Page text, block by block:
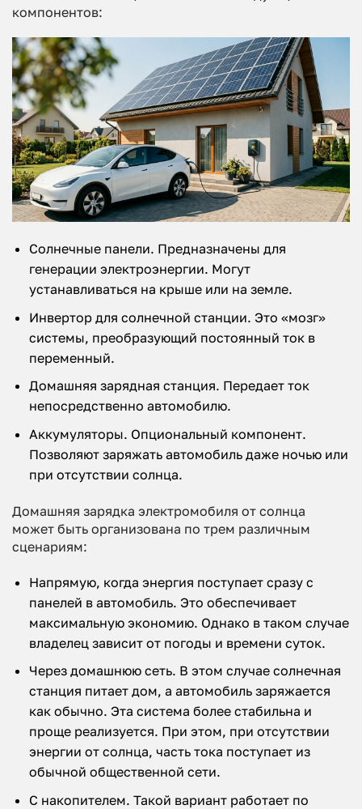
компонентов:
Солнечные панели. Предназначены для
генерации электроэнергии. Могут
устанавливаться на крыше или на земле.
Инвертор для солнечной станции. Это «мозг»
системы, преобразующий постоянный ток в
переменный.
Домашняя зарядная станция. Передает ток
непосредственно автомобилю.
Аккумуляторы. Опциональный компонент.
Позволяют заряжать автомобиль даже ночью или
при отсутствии солнца.
Домашняя зарядка электромобиля от солнца
может быть организована по трем различным
сценариям:
Напрямую, когда энергия поступает сразу с
панелей в автомобиль. Это обеспечивает
максимальную экономию. Однако в таком случае
владелец зависит от погоды и времени суток.
Через домашнюю сеть. В этом случае солнечная
станция питает дом, а автомобиль заряжается
как обычно. Эта система более стабильна и
проще реализуется. При этом, при отсутствии
энергии от солнца, часть тока поступает из
обычной общественной сети.
С накопителем. Такой вариант работает по